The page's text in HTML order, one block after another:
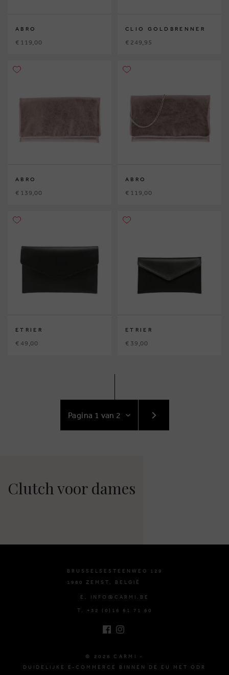
ABRO
€ 119,00
CLIO GOLDBRENNER
€ 249,95
ABRO
€ 139,00
ABRO
€ 119,00
ETRIER
€ 49,00
ETRIER
€ 39,00
NAAR
VOLGENDE
Clutch voor dames
BRUSSELSESTEENWEG 129
1980 ZEMST, BELGIË
E. INFO@CARMI.BE
T. +32 (0)16 61 71 60
© 2026 CARMI -
DUIDELIJKE E-COMMERCE BINNEN DE EU MET ODR